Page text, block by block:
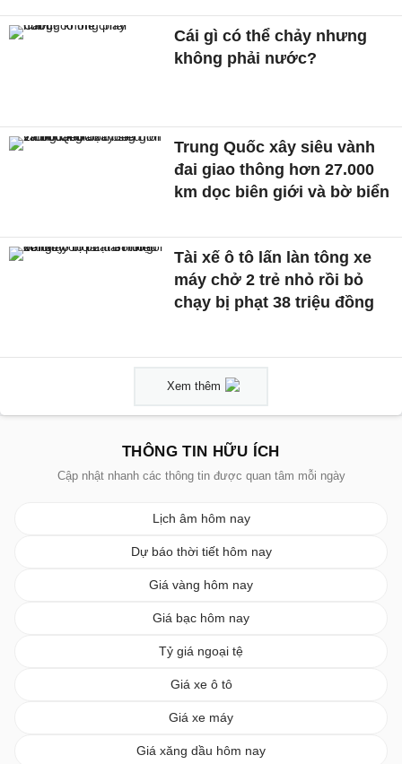
Cái gì có thể chảy nhưng
không phải nước?
Trung Quốc xây siêu vành
đai giao thông hơn 27.000
km dọc biên giới và bờ biển
Tài xế ô tô lấn làn tông xe
máy chở 2 trẻ nhỏ rồi bỏ
chạy bị phạt 38 triệu đồng
Xem thêm
THÔNG TIN HỮU ÍCH
Cập nhật nhanh các thông tin được quan tâm mỗi ngày
Lịch âm hôm nay
Dự báo thời tiết hôm nay
Giá vàng hôm nay
Giá bạc hôm nay
Tỷ giá ngoại tệ
Giá xe ô tô
Giá xe máy
Giá xăng dầu hôm nay